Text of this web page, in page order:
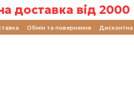
доставка від 2000
Обмін та повернення Дисконтна